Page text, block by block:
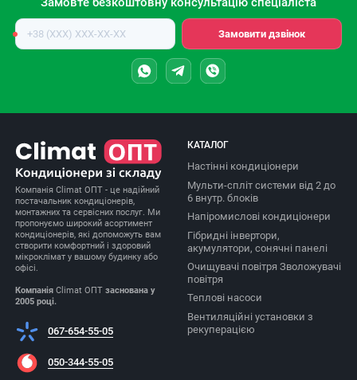
Номер
телефону
Замовити дзвінок
Компанія Climat ОПТ - це надійний
постачальник кондиціонерів,
монтажних та сервісних послуг. Ми
пропонуємо широкий асортимент
кондиціонерів, які допоможуть вам
створити комфортний і здоровий
мікроклімат у вашому будинку або
офісі.
Компанія Climat ОПТзаснована у
2005 році.
067-654-55-05
050-344-55-05
КАТАЛОГ
Настінні кондиціонери
Мульти-спліт системи від 2 до
6 внутр. блоків
Напіромислові кондиціонери
Гібридні інвертори,
акумулятори, сонячні панелі
Очищувачі повітря Зволожувачі
повітря
Теплові насоси
Вентиляційні установки з
рекуперацією